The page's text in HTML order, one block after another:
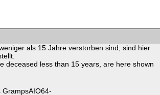
als 15 Jahre verstorben sind, sind hier
deceased less than 15 years, are here shown
GrampsAIO64-